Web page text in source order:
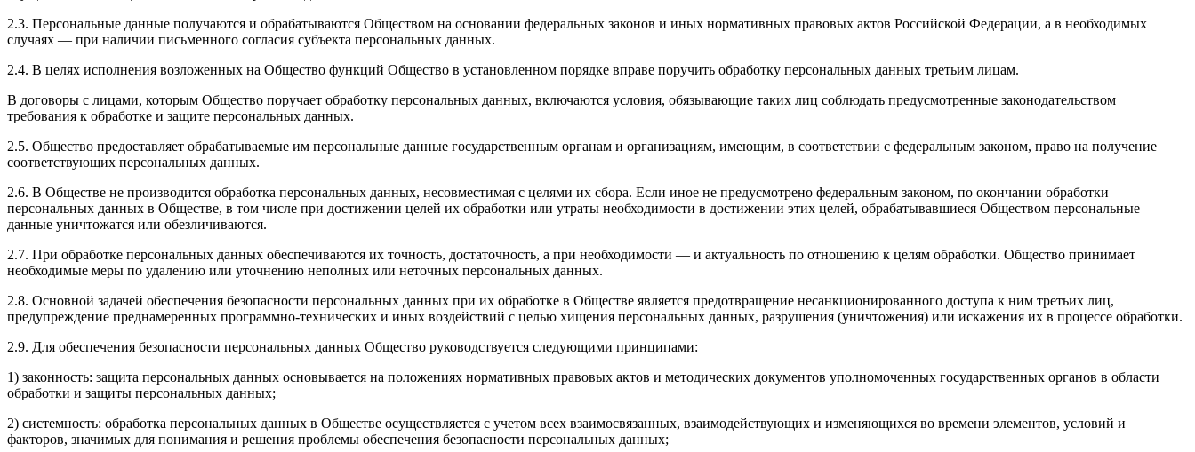
2.3. Персональные данные получаются и обрабатываются Обществом на основании федеральных законов и иных нормативных правовых актов Российской Федерации, а в необходимых
случаях — при наличии письменного согласия субъекта персональных данных.
2.4. В целях исполнения возложенных на Общество функций Общество в установленном порядке вправе поручить обработку персональных данных третьим лицам.
В договоры с лицами, которым Общество поручает обработку персональных данных, включаются условия, обязывающие таких лиц соблюдать предусмотренные законодательством
требования к обработке и защите персональных данных.
2.5. Общество предоставляет обрабатываемые им персональные данные государственным органам и организациям, имеющим, в соответствии с федеральным законом, право на получение
соответствующих персональных данных.
2.6. В Обществе не производится обработка персональных данных, несовместимая с целями их сбора. Если иное не предусмотрено федеральным законом, по окончании обработки
персональных данных в Обществе, в том числе при достижении целей их обработки или утраты необходимости в достижении этих целей, обрабатывавшиеся Обществом персональные
данные уничтожатся или обезличиваются.
2.7. При обработке персональных данных обеспечиваются их точность, достаточность, а при необходимости — и актуальность по отношению к целям обработки. Общество принимает
необходимые меры по удалению или уточнению неполных или неточных персональных данных.
2.8. Основной задачей обеспечения безопасности персональных данных при их обработке в Обществе является предотвращение несанкционированного доступа к ним третьих лиц,
предупреждение преднамеренных программно-технических и иных воздействий с целью хищения персональных данных, разрушения (уничтожения) или искажения их в процессе обработки.
2.9. Для обеспечения безопасности персональных данных Общество руководствуется следующими принципами:
1) законность: защита персональных данных основывается на положениях нормативных правовых актов и методических документов уполномоченных государственных органов в области
обработки и защиты персональных данных;
2) системность: обработка персональных данных в Обществе осуществляется с учетом всех взаимосвязанных, взаимодействующих и изменяющихся во времени элементов, условий и
факторов, значимых для понимания и решения проблемы обеспечения безопасности персональных данных;